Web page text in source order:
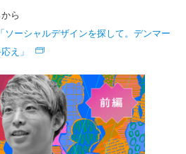
ら
ソーシャルデザインを探して。デンマー
え」